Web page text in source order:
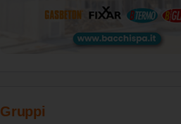
Gruppi